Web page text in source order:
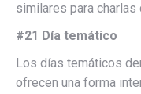
similares para charlas
#21 Día temático
Los días temáticos
ofrecen una forma